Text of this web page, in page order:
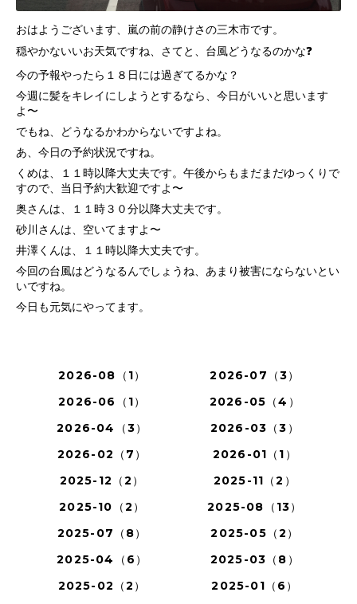
おはようございます、嵐の前の静けさの三木市です。
穏やかないいお天気ですね、さてと、台風どうなるのかな❓
今の予報やったら１８日には過ぎてるかな？
今週に髪をキレイにしようとするなら、今日がいいと思います
よ〜
でもね、どうなるかわからないですよね。
あ、今日の予約状況ですね。
くめは、１１時以降大丈夫です。午後からもまだまだゆっくりで
すので、当日予約大歓迎ですよ〜
奥さんは、１１時３０分以降大丈夫です。
砂川さんは、空いてますよ〜
井澤くんは、１１時以降大丈夫です。
今回の台風はどうなるんでしょうね、あまり被害にならないとい
いですね。
今日も元気にやってます。
2026-08（1）
2026-07（3）
2026-06（1）
2026-05（4）
2026-04（3）
2026-03（3）
2026-02（7）
2026-01（1）
2025-12（2）
2025-11（2）
2025-10（2）
2025-08（13）
2025-07（8）
2025-05（2）
2025-04（6）
2025-03（8）
2025-02（2）
2025-01（6）